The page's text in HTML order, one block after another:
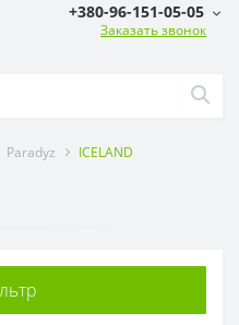
+380-96-151-05-05
Заказать звонок
Paradyz ICELAND